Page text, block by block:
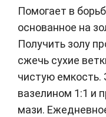
Помогает в
основанное на
Получить золу
сжечь сухие
чистую емкость.
вазелином 1:1 и
мази.